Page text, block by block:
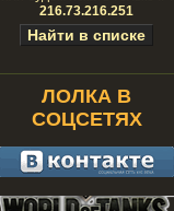
216.73.216.251
ЛОЛКА В
СОЦСЕТЯХ